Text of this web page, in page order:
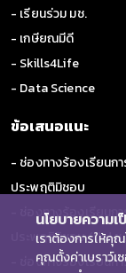
- เรียนร่วม มช.
- เกษียณมีดี
- Skills4Life
- Data Science
ข้อเสนอแนะ
- ช่องทางร้องเรียนก
ประพฤติมิชอบ
- ช่องทางร้องเรียนก
ประพฤติมิชอบ (ป.ป.ช
- ช่องทางร้องเรียนก
นโยบายความ
เราต้องการให้คุ
คุณตั้งค่าเบราว์